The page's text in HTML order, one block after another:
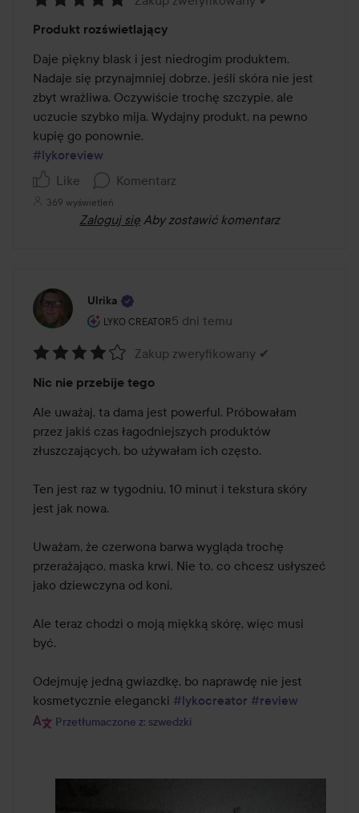
5
z
5
Produkt rozświetlający
Daje piękny blask i jest niedrogim produktem.
Nadaje się przynajmniej dobrze, jeśli skóra nie jest
zbyt wrażliwa. Oczywiście trochę szczypie, ale
uczucie szybko mija. Wydajny produkt, na pewno
#lykoreview
Like
Komentarz
369 wyświetleń
Zaloguj się Aby zostawić komentarz
Ulrika
LYKO CREATOR
Rola użytkownika: Lyko Creator.
5 dni temu
Post został utworzony 5 dni temu
4
z
5
Zakup zweryfikowany ✔
Nic nie przebije tego
Ale uważaj, ta dama jest powerful. Próbowałam
przez jakiś czas łagodniejszych produktów
złuszczających, bo używałam ich często.
Ten jest raz w tygodniu, 10 minut i tekstura skóry
jest jak nowa.
Uważam, że czerwona barwa wygląda trochę
przerażająco, maska krwi. Nie to, co chcesz usłyszeć
jako dziewczyna od koni.
Ale teraz chodzi o moją miękką skórę, więc musi
być.
Odejmuję jedną gwiazdkę, bo naprawdę nie jest
kosmetycznie elegancki #lykocreator #review
Przetłumaczone z: szwedzki